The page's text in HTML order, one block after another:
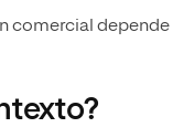
comercial depende